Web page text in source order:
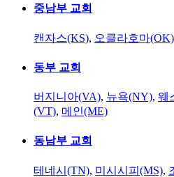
중남부 교회
캔자스(KS), 오클라호마(OK)
동부 교회
버지니아(VA), 뉴욕(NY), 웨
(VT), 메인(ME)
동남부 교회
테네시(TN), 미시시피(MS),